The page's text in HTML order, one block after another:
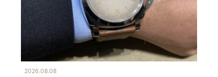
2026.08.08